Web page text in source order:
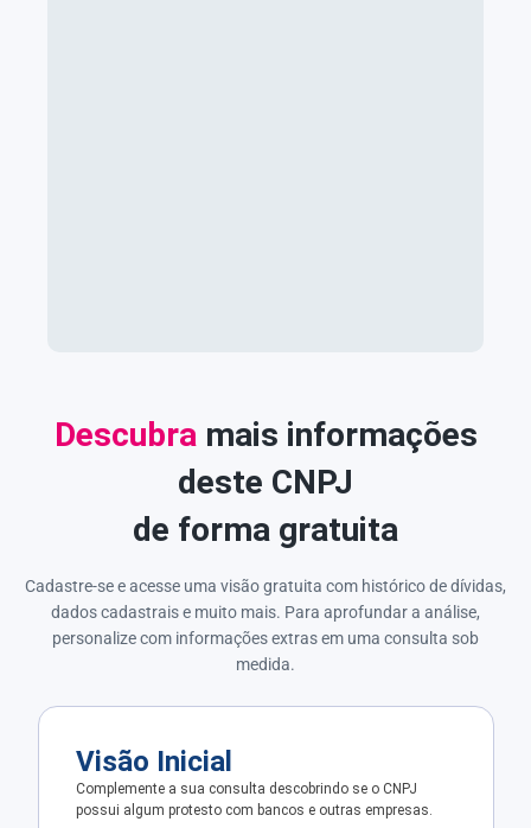
Descubramais informações
deste CNPJ
de forma gratuita
Cadastre-se e acesse uma visão gratuita com histórico de dívidas,
dados cadastrais e muito mais. Para aprofundar a análise,
personalize com informações extras em uma consulta sob
medida.
Visão Inicial
Complemente a sua consulta descobrindo se o CNPJ
possui algum protesto com bancos e outras empresas.